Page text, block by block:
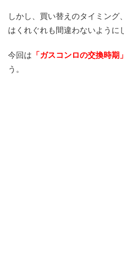
しかし、買い替えのタイミング
はくれぐれも間違わないように
今回は 「ガスコンロの交換時期」
う。